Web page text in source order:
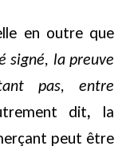
en outre que
signé, la preuve
pas, entre
dit, la
peut être